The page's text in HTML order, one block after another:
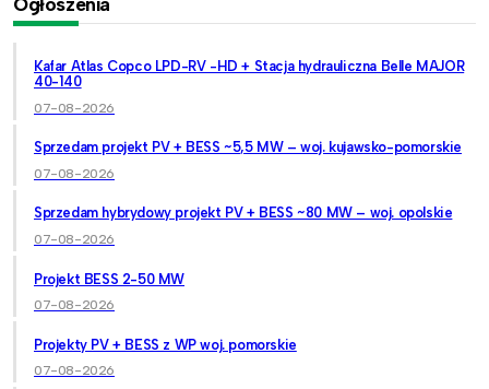
Kafar Atlas Copco LPD-RV -HD + Stacja hydrauliczna Belle MAJOR
40-140
07-08-2026
Sprzedam projekt PV + BESS ~5,5 MW – woj. kujawsko-pomorskie
07-08-2026
Sprzedam hybrydowy projekt PV + BESS ~80 MW – woj. opolskie
07-08-2026
Projekt BESS 2-50 MW
07-08-2026
Projekty PV + BESS z WP woj. pomorskie
07-08-2026